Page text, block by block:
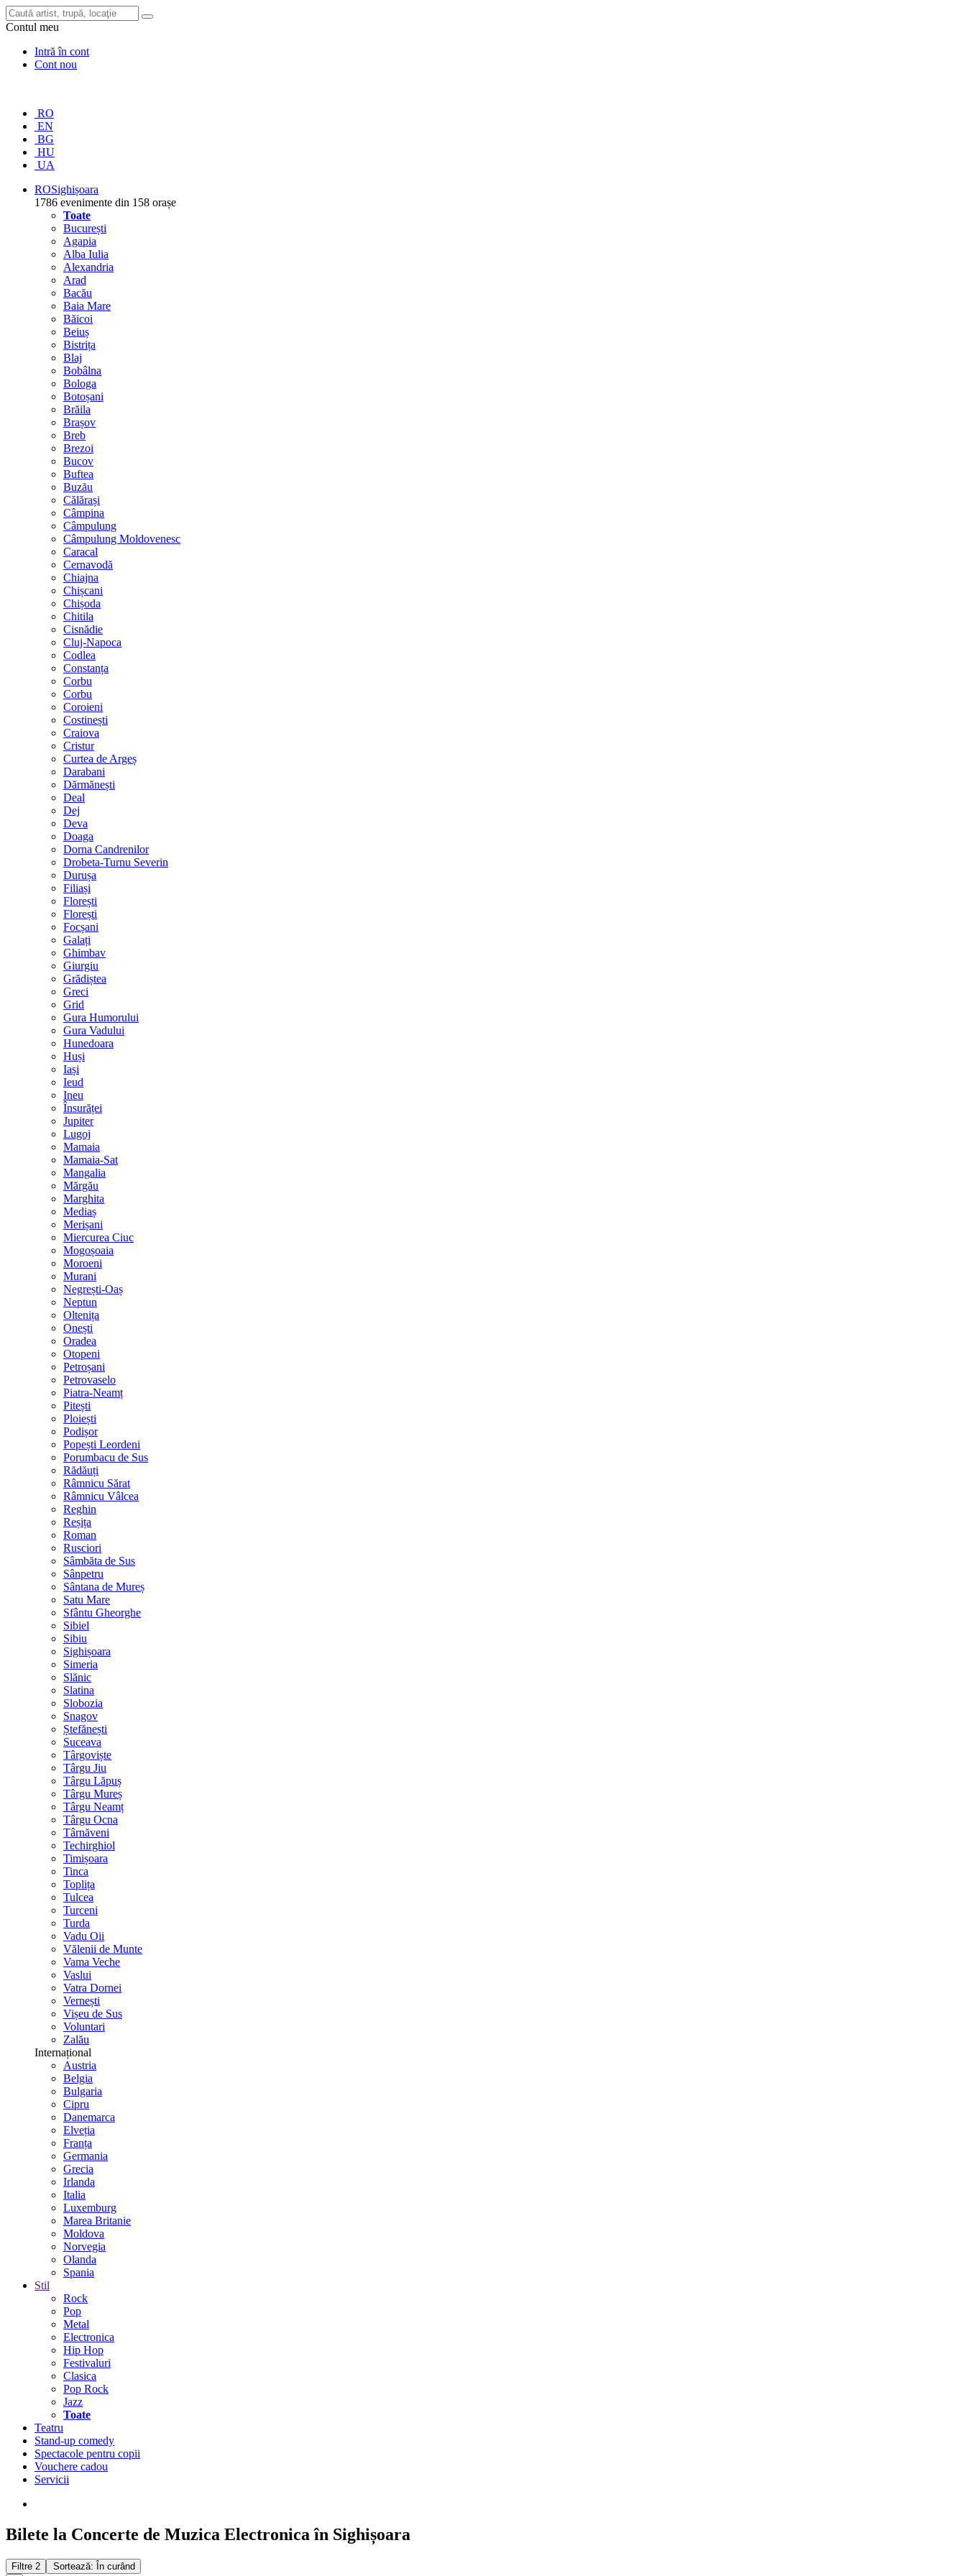
Contul meu
Intră în cont
Cont nou
RO
EN
BG
HU
UA
ROSighișoara
1786 evenimente din 158 orașe
Toate
București
Agapia
Alba Iulia
Alexandria
Arad
Bacău
Baia Mare
Băicoi
Beiuș
Bistrița
Blaj
Bobâlna
Bologa
Botoșani
Brăila
Brașov
Breb
Brezoi
Bucov
Buftea
Buzău
Călărași
Câmpina
Câmpulung
Câmpulung Moldovenesc
Caracal
Cernavodă
Chiajna
Chișcani
Chișoda
Chitila
Cisnădie
Cluj-Napoca
Codlea
Constanța
Corbu
Corbu
Coroieni
Costinești
Craiova
Cristur
Curtea de Argeș
Darabani
Dărmănești
Deal
Dej
Deva
Doaga
Dorna Candrenilor
Drobeta-Turnu Severin
Durușa
Filiași
Florești
Florești
Focșani
Galați
Ghimbav
Giurgiu
Grădiștea
Greci
Grid
Gura Humorului
Gura Vadului
Hunedoara
Huși
Iași
Ieud
Ineu
Însurăței
Jupiter
Lugoj
Mamaia
Mamaia-Sat
Mangalia
Mărgău
Marghita
Mediaș
Merișani
Miercurea Ciuc
Mogoșoaia
Moroeni
Murani
Negrești-Oaș
Neptun
Oltenița
Onești
Oradea
Otopeni
Petroșani
Petrovaselo
Piatra-Neamț
Pitești
Ploiești
Podișor
Popești Leordeni
Porumbacu de Sus
Rădăuți
Râmnicu Sărat
Râmnicu Vâlcea
Reghin
Reșița
Roman
Rusciori
Sâmbăta de Sus
Sânpetru
Sântana de Mureș
Satu Mare
Sfântu Gheorghe
Sibiel
Sibiu
Sighișoara
Simeria
Slănic
Slatina
Slobozia
Snagov
Ștefănești
Suceava
Târgoviște
Târgu Jiu
Târgu Lăpuș
Târgu Mureș
Târgu Neamț
Târgu Ocna
Târnăveni
Techirghiol
Timișoara
Tinca
Toplița
Tulcea
Turceni
Turda
Vadu Oii
Vălenii de Munte
Vama Veche
Vaslui
Vatra Dornei
Vernești
Vișeu de Sus
Voluntari
Zalău
Internațional
Austria
Belgia
Bulgaria
Cipru
Danemarca
Elveția
Franța
Germania
Grecia
Irlanda
Italia
Luxemburg
Marea Britanie
Moldova
Norvegia
Olanda
Spania
Stil
Rock
Pop
Metal
Electronica
Hip Hop
Festivaluri
Clasica
Pop Rock
Jazz
Toate
Teatru
Stand-up comedy
Spectacole pentru copii
Vouchere cadou
Servicii
Bilete la Concerte de Muzica Electronica în Sighișoara
Filtre 2
Sortează: În curând